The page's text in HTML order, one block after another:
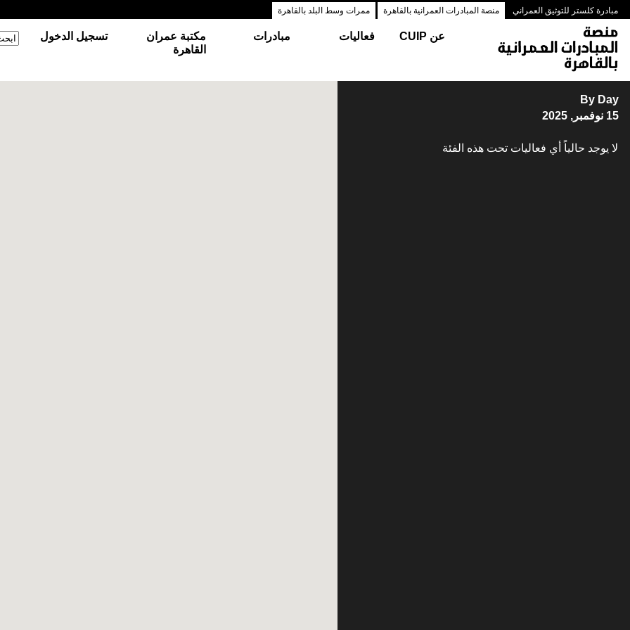
مبادرة كلستر للتوثيق العمراني منصة المبادرات العمرانية بالقاهرة ممرات وسط البلد بالقاهرة
عن CUIP فعاليات مبادرات
مكتبة عمران
القاهرة
تسجيل الدخول
By Day
15 نوفمبر, 2025
لا يوجد حالياً أي فعاليات تحت هذه الفئة